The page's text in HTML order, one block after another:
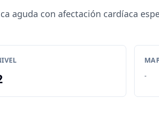
aguda con afectación cardíaca
-